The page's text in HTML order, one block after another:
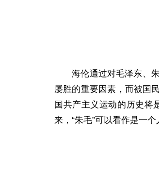
海伦通过对毛泽东、朱
屡胜的重要因素，而被国
国共产主义运动的历史
来，“朱毛”可以看作是一